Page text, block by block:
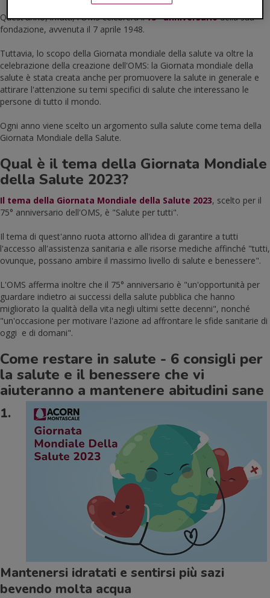
Quest'anno, infatti, l'OMS celebrerà il75° anniversariodella sua
fondazione, avvenuta il 7 aprile 1948.
Tuttavia, lo scopo della Giornata mondiale della salute va oltre la
celebrazione della creazione dell'OMS: la Giornata mondiale della
salute è stata creata anche per promuovere la salute in generale e
attirare l'attenzione su temi specifici di salute che interessano le
persone di tutto il mondo.
Ogni anno viene scelto un argomento sulla salute come tema della
Giornata Mondiale della Salute.
Qual è il tema della Giornata Mondiale
della Salute 2023?
Il tema della Giornata Mondiale della Salute 2023, scelto per il
75° anniversario dell'OMS, è "Salute per tutti".
Il tema di quest'anno ruota attorno all'idea di garantire a tutti
l'accesso all'assistenza sanitaria e alle risorse mediche affinché "tutti,
ovunque, possano ambire il massimo livello di salute e benessere".
L'OMS afferma inoltre che il 75° anniversario è "un'opportunità per
guardare indietro ai successi della salute pubblica che hanno
migliorato la qualità della vita negli ultimi sette decenni", nonché
"un'occasione per motivare l'azione ad affrontare le sfide sanitarie di
oggi e di domani".
Come restare in salute - 6 consigli per
la salute e il benessere che vi
aiuteranno a mantenere abitudini sane
1.
Mantenersi idratati e sentirsi più sazi
bevendo molta acqua